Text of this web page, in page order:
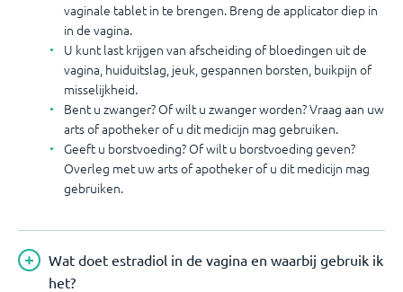
vaginale tablet in te brengen. Breng de applicator diep in
in de vagina.
U kunt last krijgen van afscheiding of bloedingen uit de
vagina, huiduitslag, jeuk, gespannen borsten, buikpijn of
misselijkheid.
Bent u zwanger? Of wilt u zwanger worden? Vraag aan uw
arts of apotheker of u dit medicijn mag gebruiken.
Geeft u borstvoeding? Of wilt u borstvoeding geven?
Overleg met uw arts of apotheker of u dit medicijn mag
gebruiken.
Wat doet estradiol in de vagina en waarbij gebruik ik
het?